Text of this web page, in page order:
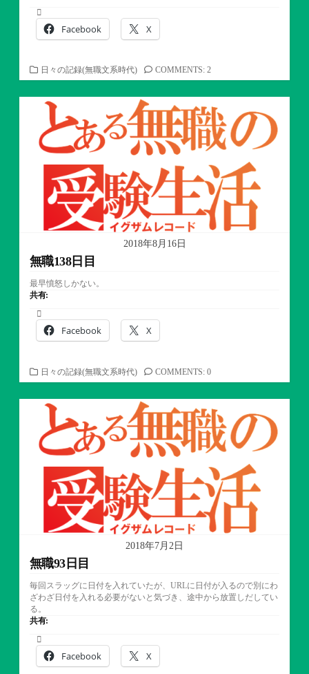
Facebook X
カ
テ
ゴ
日々の記録(無職文系時代) COMMENTS: 2
2018年8月16日
無職138日目
最早憤怒しかない。
共有:
Facebook X
カ
テ
ゴ
日々の記録(無職文系時代) COMMENTS: 0
2018年7月2日
無職93日目
毎回スラッグに日付を入れていたが、URLに日付が入るので別にわ
ざわざ日付を入れる必要がないと気づき、途中から放置しだしてい
る。
共有:
Facebook X